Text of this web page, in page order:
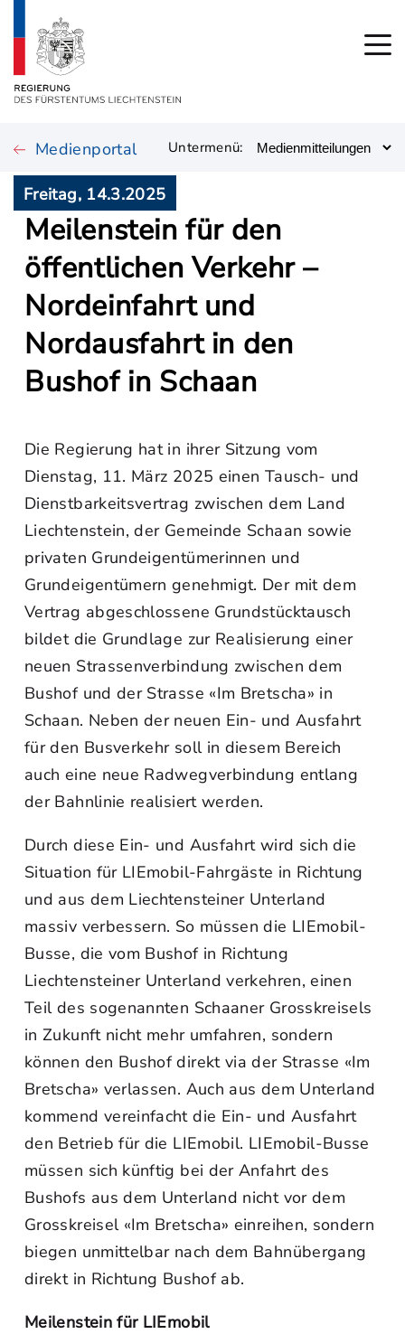
Medienportal Untermenü:
Freitag, 14.3.2025
Meilenstein für den
öffentlichen Verkehr –
Nordeinfahrt und
Nordausfahrt in den
Bushof in Schaan
Die Regierung hat in ihrer Sitzung vom
Dienstag, 11. März 2025 einen Tausch- und
Dienstbarkeitsvertrag zwischen dem Land
Liechtenstein, der Gemeinde Schaan sowie
privaten Grundeigentümerinnen und
Grundeigentümern genehmigt. Der mit dem
Vertrag abgeschlossene Grundstücktausch
bildet die Grundlage zur Realisierung einer
neuen Strassenverbindung zwischen dem
Bushof und der Strasse «Im Bretscha» in
Schaan. Neben der neuen Ein- und Ausfahrt
für den Busverkehr soll in diesem Bereich
auch eine neue Radwegverbindung entlang
der Bahnlinie realisiert werden.
Durch diese Ein- und Ausfahrt wird sich die
Situation für LIEmobil-Fahrgäste in Richtung
und aus dem Liechtensteiner Unterland
massiv verbessern. So müssen die LIEmobil-
Busse, die vom Bushof in Richtung
Liechtensteiner Unterland verkehren, einen
Teil des sogenannten Schaaner Grosskreisels
in Zukunft nicht mehr umfahren, sondern
können den Bushof direkt via der Strasse «Im
Bretscha» verlassen. Auch aus dem Unterland
kommend vereinfacht die Ein- und Ausfahrt
den Betrieb für die LIEmobil. LIEmobil-Busse
müssen sich künftig bei der Anfahrt des
Bushofs aus dem Unterland nicht vor dem
Grosskreisel «Im Bretscha» einreihen, sondern
biegen unmittelbar nach dem Bahnübergang
direkt in Richtung Bushof ab.
Meilenstein für LIEmobil